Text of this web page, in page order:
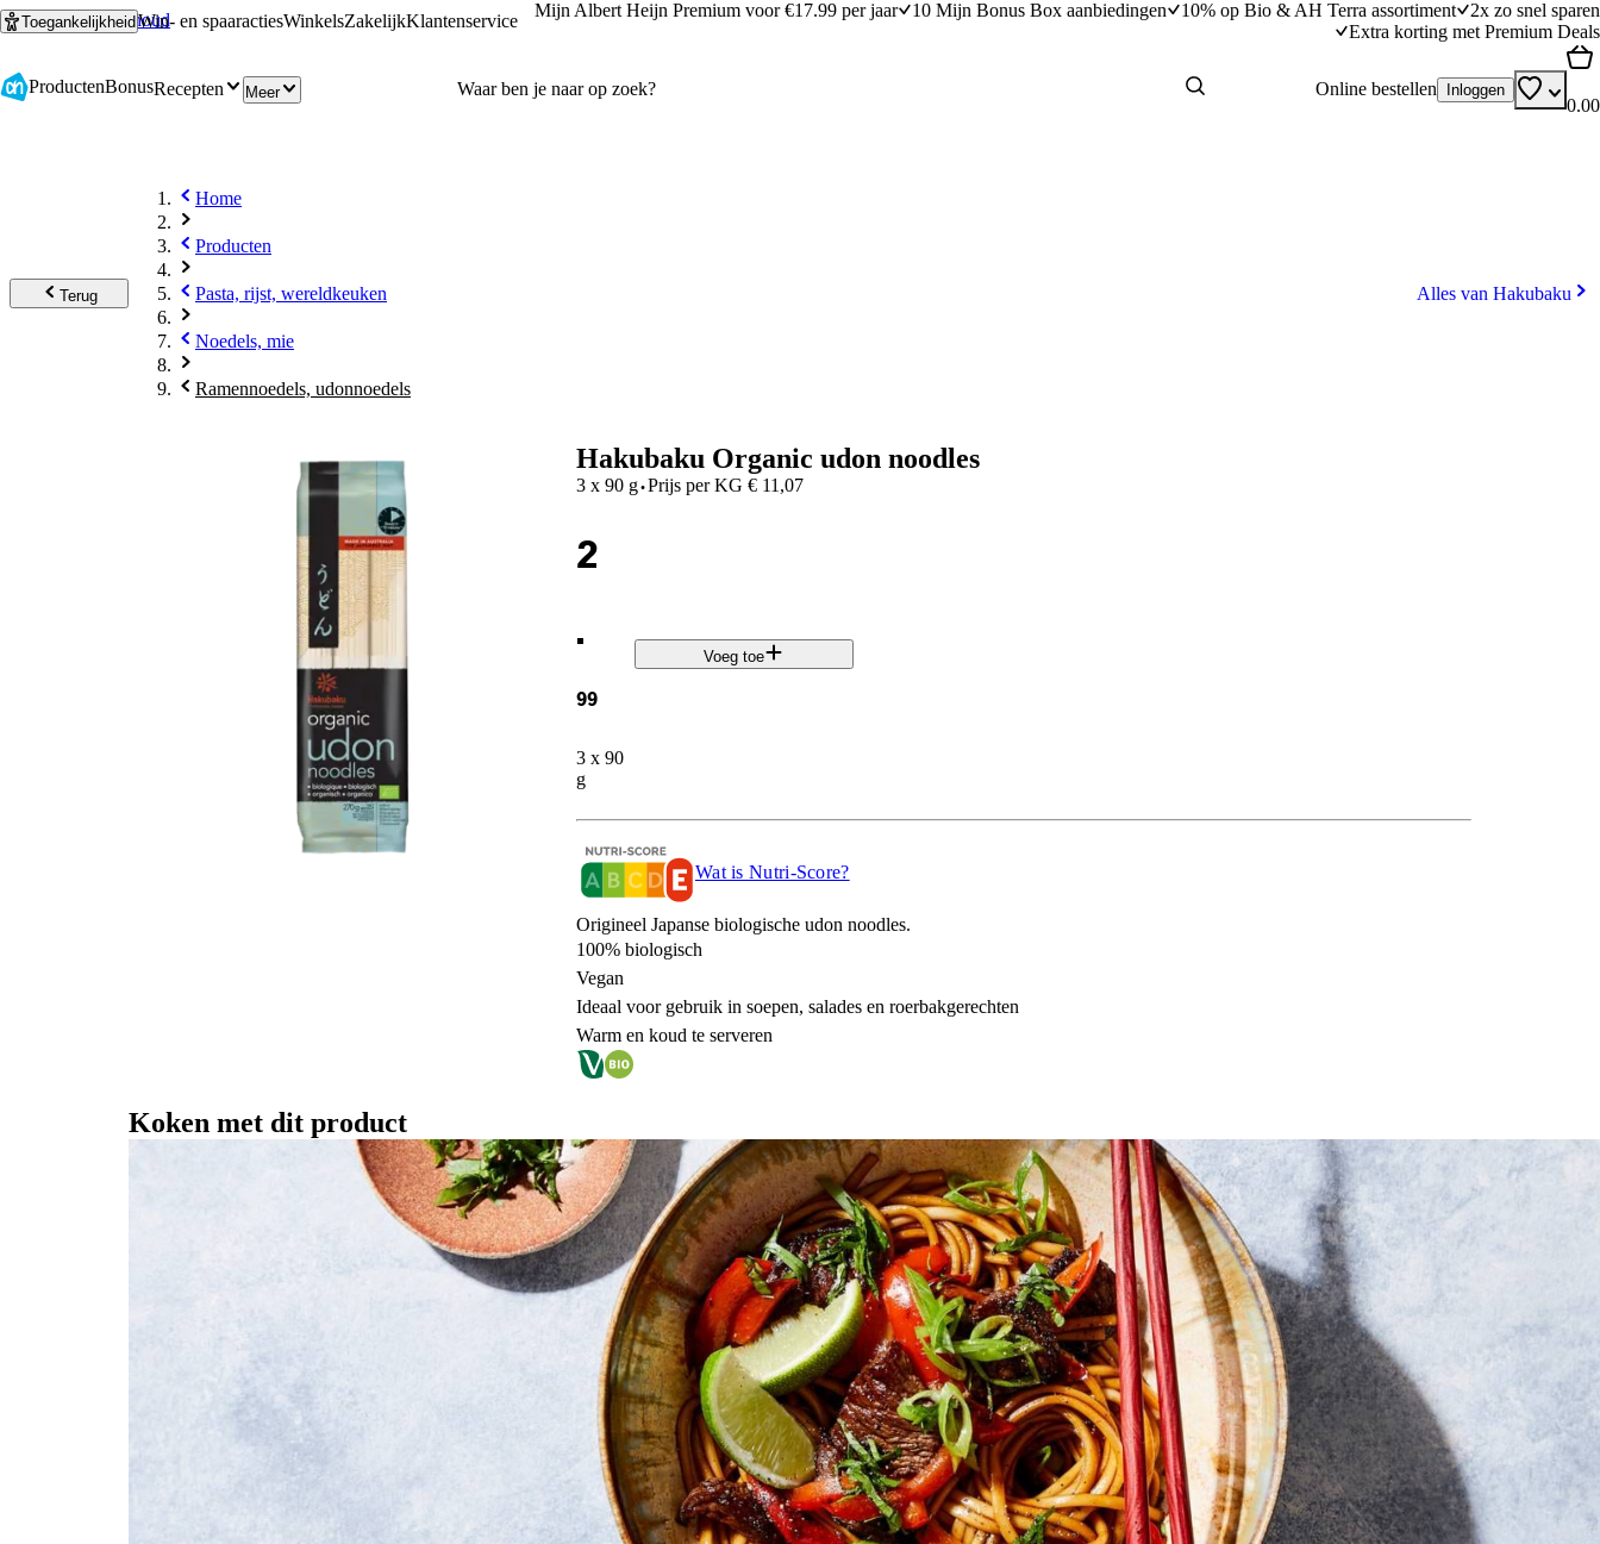
Ga naar hoofdinhoud
Ga naar zoeken
ToegankelijkheidWin- en spaaractiesWinkelsZakelijkKlantenservice
Mijn Albert Heijn Premium voor €17.99 per jaar 10 Mijn Bonus Box aanbiedingen 10% op Bio & AH Terra assortiment
2x zo snel sparen
Extra korting met Premium Deals
ProductenBonusRecepten Meer Online bestellen Inloggen
0.00
Terug
Home
Producten
Pasta, rijst, wereldkeuken
Noedels, mie
Ramennoedels, udonnoedels
Alles van Hakubaku
Hakubaku Organic udon noodles
3 x 90 g·Prijs per KG € 11,07
2
.
99
3 x 90
g
Voeg toe
Wat is Nutri-Score?
Origineel Japanse biologische udon noodles.
100% biologisch
Vegan
Ideaal voor gebruik in soepen, salades en roerbakgerechten
Warm en koud te serveren
Koken met dit product